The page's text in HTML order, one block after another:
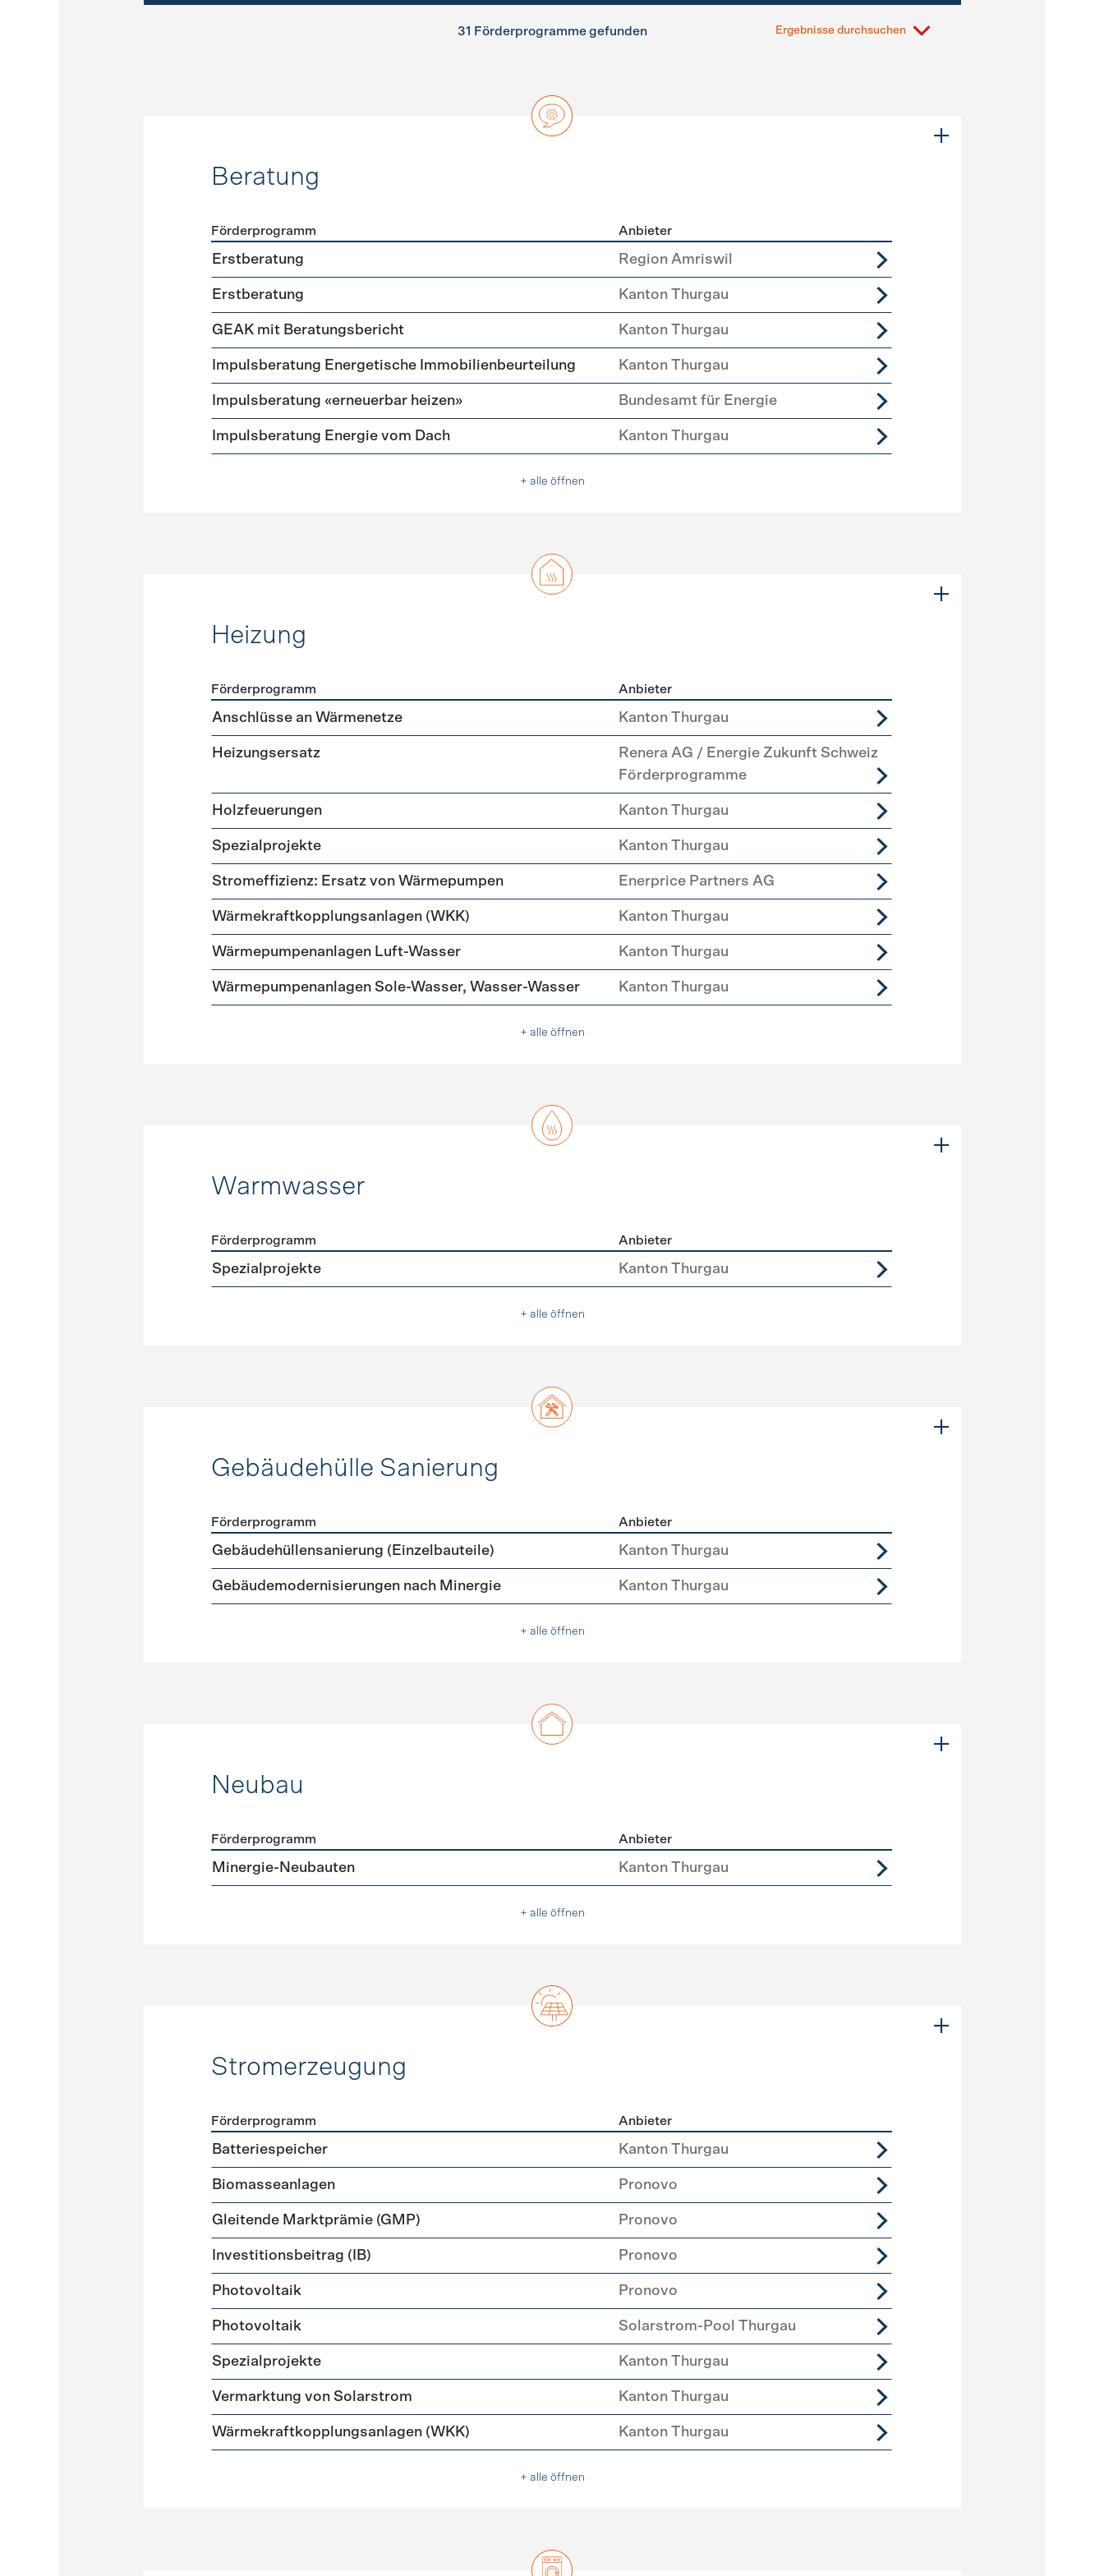
31 Förderprogramme gefunden Ergebnisse durchsuchen
Beratung
Förderprogramme
Förderprogramm Anbieter
Erstberatung Region Amriswil
Erstberatung Kanton Thurgau
GEAK mit Beratungsbericht Kanton Thurgau
Impuls­beratung Energetische Immobilien­beurteilung Kanton Thurgau
Impulsberatung «erneuerbar heizen» Bundesamt für Energie
Impulsberatung Energie vom Dach Kanton Thurgau
+ alle öffnen
Heizung
Förderprogramme Heizung
Förderprogramm Anbieter
Anschlüsse an Wärmenetze Kanton Thurgau
Heizungsersatz
Renera AG / Energie Zukunft Schweiz
Förderprogramme
Holzfeuerungen Kanton Thurgau
Spezialprojekte Kanton Thurgau
Stromeffizienz: Ersatz von Wärmepumpen Enerprice Partners AG
Wärmekraftkopplungsanlagen (WKK) Kanton Thurgau
Wärmepumpenanlagen Luft-Wasser Kanton Thurgau
Wärmepumpenanlagen Sole-Wasser, Wasser-Wasser Kanton Thurgau
+ alle öffnen
Warmwasser
Förderprogramme
Förderprogramm Anbieter
Spezialprojekte Kanton Thurgau
+ alle öffnen
Gebäudehülle Sanierung
Förderprogramme Gebäudehülle Sanierung
Förderprogramm Anbieter
Gebäudehüllensanierung (Einzelbauteile) Kanton Thurgau
Gebäudemodernisierungen nach Minergie Kanton Thurgau
+ alle öffnen
Neubau
Förderprogramme Neubau
Förderprogramm Anbieter
Minergie-Neubauten Kanton Thurgau
+ alle öffnen
Stromerzeugung
Förderprogramme
Förderprogramm Anbieter
Batteriespeicher Kanton Thurgau
Biomasseanlagen Pronovo
Gleitende Marktprämie (GMP) Pronovo
Investitionsbeitrag (IB) Pronovo
Photovoltaik Pronovo
Photovoltaik Solarstrom-Pool Thurgau
Spezialprojekte Kanton Thurgau
Vermarktung von Solarstrom Kanton Thurgau
Wärmekraftkopplungsanlagen (WKK) Kanton Thurgau
+ alle öffnen